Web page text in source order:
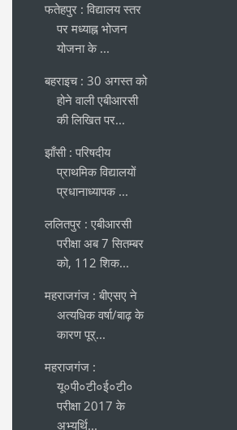
फतेहपुर : विद्यालय स्तर
पर मध्याह्न भोजन
योजना के ...
बहराइच : 30 अगस्त को
होने वाली एबीआरसी
की लिखित पर...
झाँसी : परिषदीय
प्राथमिक विद्यालयों
प्रधानाध्यापक ...
ललितपुर : एबीआरसी
परीक्षा अब 7 सितम्बर
को, 112 शिक...
महराजगंज : बीएसए ने
अत्यधिक वर्षा/बाढ़ के
कारण पूर्...
महराजगंज :
यू०पी०टी०ई०टी०
परीक्षा 2017 के
अभ्यर्थि...